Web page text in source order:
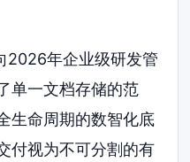
2026年企业级研发管
单一文档存储的范
生命周期的数智化底
付视为不可分割的有